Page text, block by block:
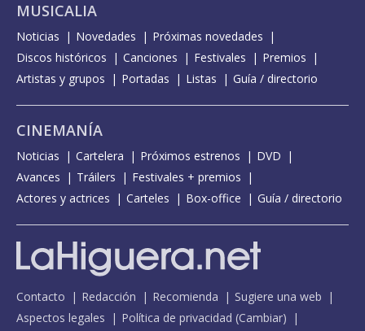
MUSICALIA
Noticias Novedades
Próximas novedades
Discos históricos
Canciones Festivales
Premios
Artistas y grupos
Portadas Listas Guía / directorio
CINEMANÍA
Noticias Cartelera Próximos estrenos
DVD
Avances
Tráilers
Festivales + premios
Actores y actrices
Carteles Box-office Guía / directorio
Contacto Redacción Recomienda
Sugiere una web
Aspectos legales
Política de privacidad (Cambiar)